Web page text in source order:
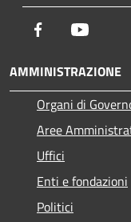
Facebook
AMMINISTRAZIONE
Organi di
Aree
Uffici
Enti e fondazioni
Politici